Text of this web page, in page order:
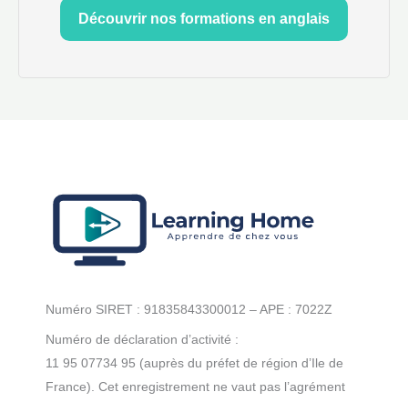
Découvrir nos formations en anglais
Numéro SIRET : 91835843300012 – APE : 7022Z
Numéro de déclaration d’activité :
11 95 07734 95 (auprès du préfet de région d’Ile de
France). Cet enregistrement ne vaut pas l’agrément